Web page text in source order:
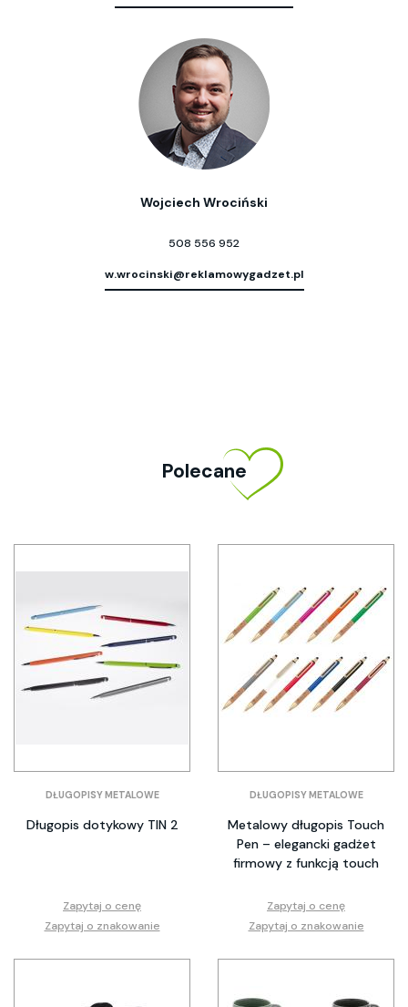
Wojciech Wrociński
508 556 952
w.wrocinski@reklamowygadzet.pl
Polecane
DŁUGOPISY METALOWE
Długopis dotykowy TIN 2
Zapytaj o cenę
Zapytaj o znakowanie
DŁUGOPISY METALOWE
Metalowy długopis Touch
Pen – elegancki gadżet
firmowy z funkcją touch
Zapytaj o cenę
Zapytaj o znakowanie